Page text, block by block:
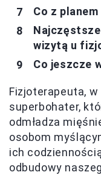
Co z
wizytą u
Co jeszcze
Fizjoterapeuta,
superbohater,
odmładza
osobom
ich
odbudowy